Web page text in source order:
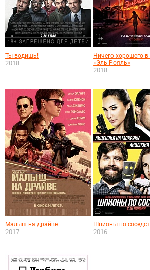
Ты водишь!
2018
Ничего хорошего в
«Эль Рояль»
2018
Малыш на драйве
2017
Шпионы по
2016